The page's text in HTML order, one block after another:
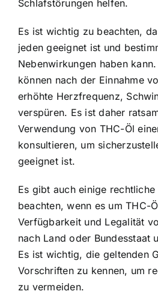
Schlafstörungen helfen.
Es ist wichtig zu beachten,
jeden geeignet ist und
Nebenwirkungen haben
können nach der Einnahme
erhöhte Herzfrequenz,
verspüren. Es ist daher
Verwendung von THC-Öl
konsultieren, um
geeignet ist.
Es gibt auch einige
beachten, wenn es um THC-
Verfügbarkeit und Legalität
nach Land oder Bundesstaat
Es ist wichtig, die geltenden
Vorschriften zu kennen, um
zu vermeiden.